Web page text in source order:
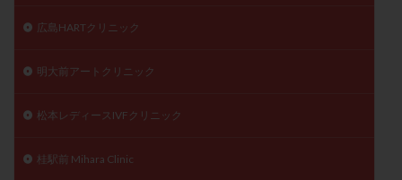
広島HARTクリニック
明大前アートクリニック
松本レディースIVFクリニック
桂駅前 Mihara Clinic